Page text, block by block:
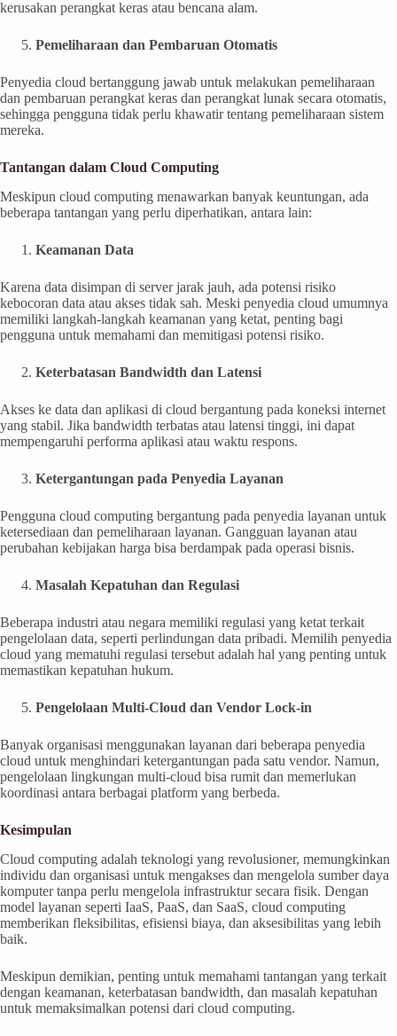
kerusakan perangkat keras atau bencana alam.
Pemeliharaan dan Pembaruan Otomatis
Penyedia cloud bertanggung jawab untuk melakukan pemeliharaan
dan pembaruan perangkat keras dan perangkat lunak secara otomatis,
sehingga pengguna tidak perlu khawatir tentang pemeliharaan sistem
mereka.
Tantangan dalam Cloud Computing
Meskipun cloud computing menawarkan banyak keuntungan, ada
beberapa tantangan yang perlu diperhatikan, antara lain:
Keamanan Data
Karena data disimpan di server jarak jauh, ada potensi risiko
kebocoran data atau akses tidak sah. Meski penyedia cloud umumnya
memiliki langkah-langkah keamanan yang ketat, penting bagi
pengguna untuk memahami dan memitigasi potensi risiko.
Keterbatasan Bandwidth dan Latensi
Akses ke data dan aplikasi di cloud bergantung pada koneksi internet
yang stabil. Jika bandwidth terbatas atau latensi tinggi, ini dapat
mempengaruhi performa aplikasi atau waktu respons.
Ketergantungan pada Penyedia Layanan
Pengguna cloud computing bergantung pada penyedia layanan untuk
ketersediaan dan pemeliharaan layanan. Gangguan layanan atau
perubahan kebijakan harga bisa berdampak pada operasi bisnis.
Masalah Kepatuhan dan Regulasi
Beberapa industri atau negara memiliki regulasi yang ketat terkait
pengelolaan data, seperti perlindungan data pribadi. Memilih penyedia
cloud yang mematuhi regulasi tersebut adalah hal yang penting untuk
memastikan kepatuhan hukum.
Pengelolaan Multi-Cloud dan Vendor Lock-in
Banyak organisasi menggunakan layanan dari beberapa penyedia
cloud untuk menghindari ketergantungan pada satu vendor. Namun,
pengelolaan lingkungan multi-cloud bisa rumit dan memerlukan
koordinasi antara berbagai platform yang berbeda.
Kesimpulan
Cloud computing adalah teknologi yang revolusioner, memungkinkan
individu dan organisasi untuk mengakses dan mengelola sumber daya
komputer tanpa perlu mengelola infrastruktur secara fisik. Dengan
model layanan seperti IaaS, PaaS, dan SaaS, cloud computing
memberikan fleksibilitas, efisiensi biaya, dan aksesibilitas yang lebih
baik.
Meskipun demikian, penting untuk memahami tantangan yang terkait
dengan keamanan, keterbatasan bandwidth, dan masalah kepatuhan
untuk memaksimalkan potensi dari cloud computing.